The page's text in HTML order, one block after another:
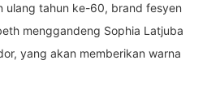
ulang tahun ke-60, brand fesyen
menggandeng Sophia Latjuba
yang akan memberikan warna